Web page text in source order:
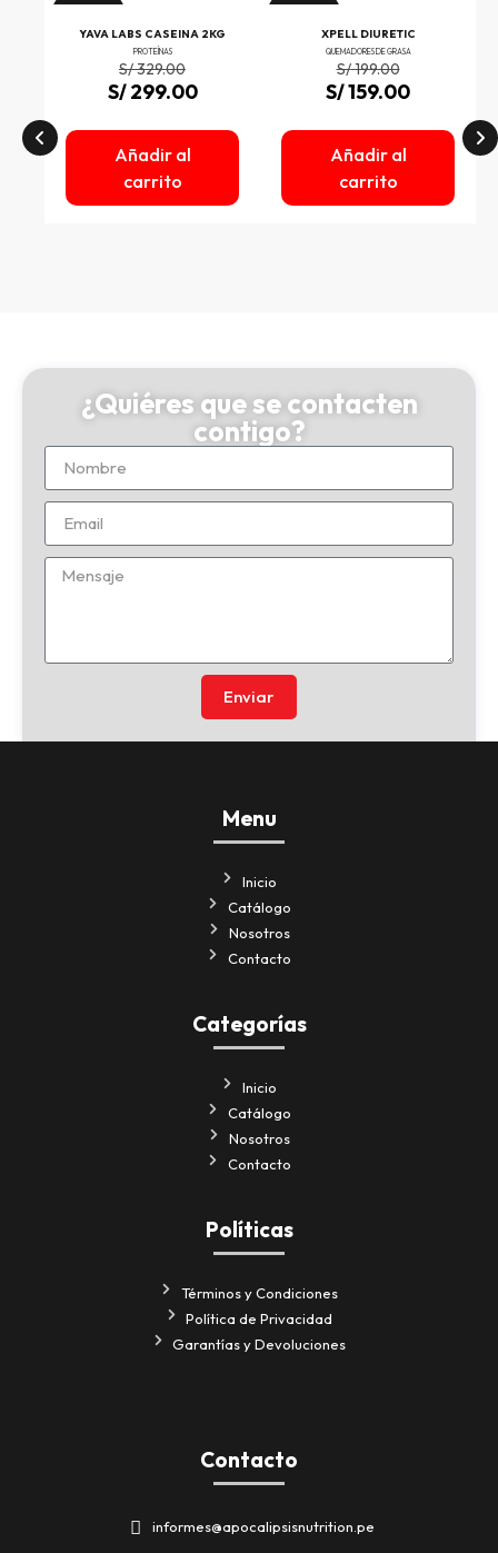
YAVA LABS CASEINA 2KG
PROTEÍNAS
S/329.00
S/299.00
Añadir al
carrito
XPELL DIURETIC
QUEMADORES DE GRASA
S/199.00
S/159.00
Añadir al
carrito
¿Quiéres que se contacten
contigo?
Enviar
Menu
Inicio
Catálogo
Nosotros
Contacto
Categorías
Inicio
Catálogo
Nosotros
Contacto
Políticas
Términos y Condiciones
Política de Privacidad
Garantías y Devoluciones
Contacto
informes@apocalipsisnutrition.pe